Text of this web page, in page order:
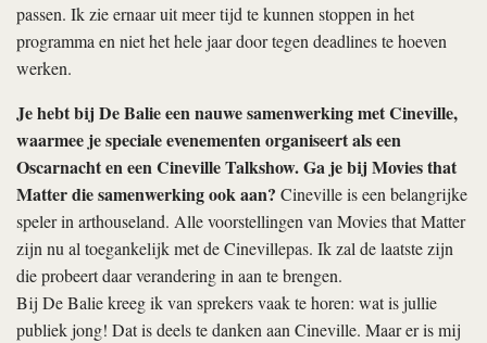
passen. Ik zie ernaar uit meer tijd te kunnen stoppen in het
programma en niet het hele jaar door tegen deadlines te hoeven
werken.
Je hebt bij De Balie een nauwe samenwerking met Cineville,
waarmee je speciale evenementen organiseert als een
Oscarnacht en een Cineville Talkshow. Ga je bij Movies that
Matter die samenwerking ook aan? Cineville is een belangrijke
speler in arthouseland. Alle voorstellingen van Movies that Matter
zijn nu al toegankelijk met de Cinevillepas. Ik zal de laatste zijn
die probeert daar verandering in aan te brengen.
Bij De Balie kreeg ik van sprekers vaak te horen: wat is jullie
publiek jong! Dat is deels te danken aan Cineville. Maar er is mij